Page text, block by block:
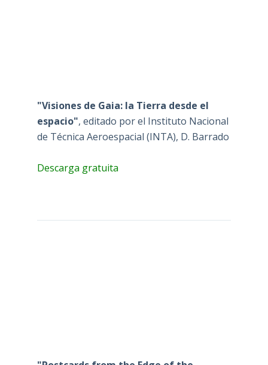
"Visiones de Gaia: la Tierra desde el
espacio", editado por el Instituto Nacional
de Técnica Aeroespacial (INTA), D. Barrado
Descarga gratuita